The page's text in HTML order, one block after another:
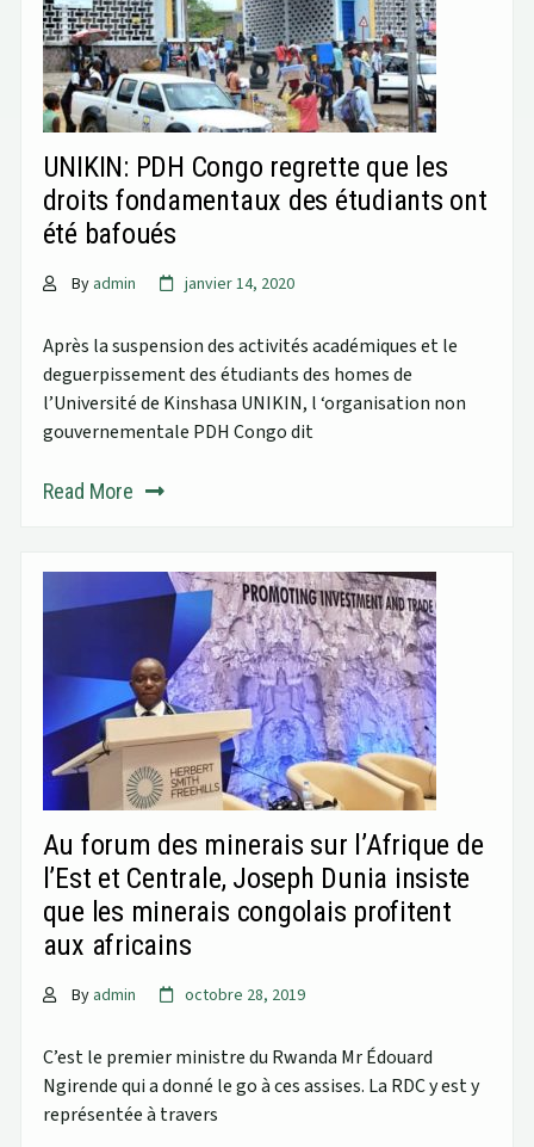
UNIKIN: PDH Congo regrette que les
droits fondamentaux des étudiants ont
été bafoués
By admin janvier 14, 2020
Après la suspension des activités académiques et le
deguerpissement des étudiants des homes de
l’Université de Kinshasa UNIKIN, l ‘organisation non
gouvernementale PDH Congo dit
Read More
Au forum des minerais sur l’Afrique de
l’Est et Centrale, Joseph Dunia insiste
que les minerais congolais profitent
aux africains
By admin octobre 28, 2019
C’est le premier ministre du Rwanda Mr Édouard
Ngirende qui a donné le go à ces assises. La RDC y est y
représentée à travers